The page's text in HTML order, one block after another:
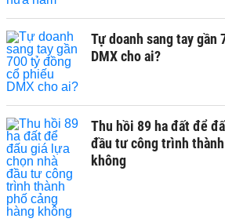
Tự doanh sang tay gần
DMX cho ai?
Thu hồi 89 ha đất để
đầu tư công trình
không